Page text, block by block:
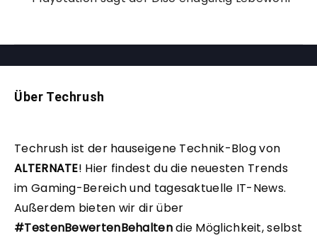
Über Techrush
Techrush ist der hauseigene Technik-Blog von
ALTERNATE! Hier findest du die neuesten Trends
im Gaming-Bereich und tagesaktuelle IT-News.
Außerdem bieten wir dir über
#TestenBewertenBehaltendie Möglichkeit, selbst